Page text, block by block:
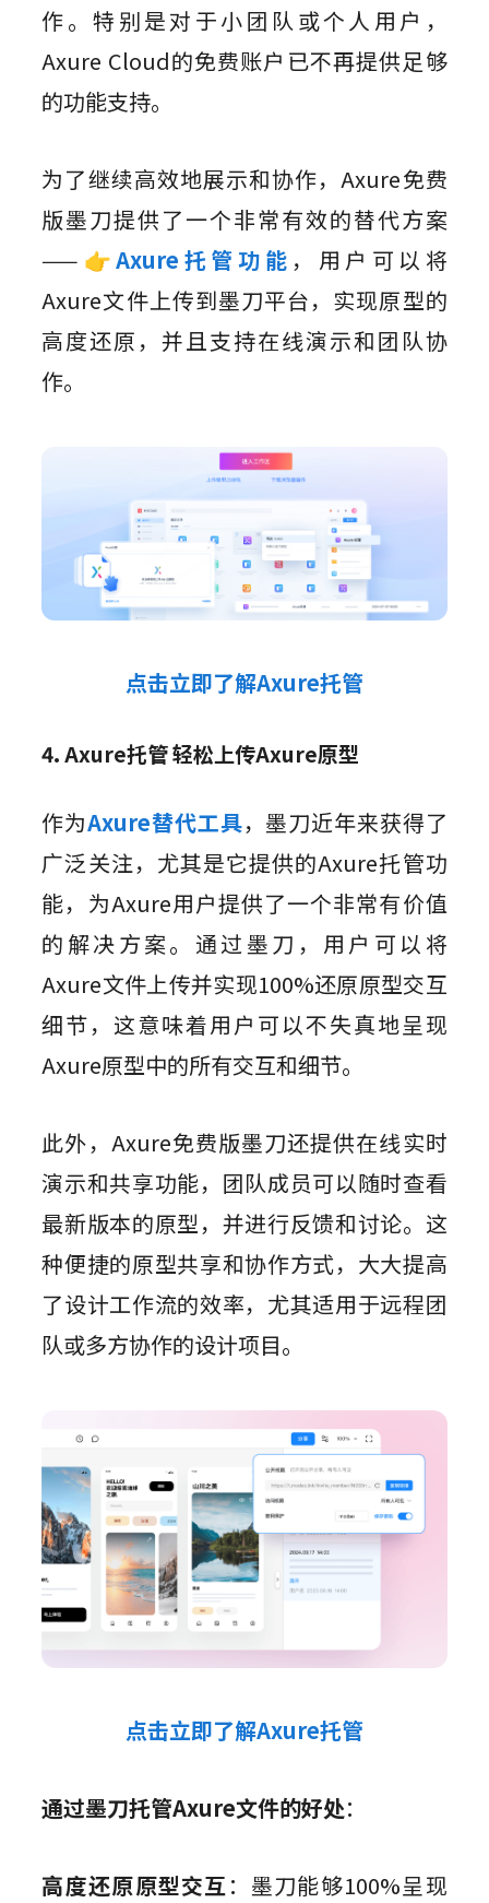
作。特别是对于小团队或个人用户，
Axure Cloud的免费账户已不再提供足够
的功能支持。
为了继续高效地展示和协作，Axure免费
版墨刀提供了一个非常有效的替代方案
——👉Axure托管功能 ，用户可以将
Axure文件上传到墨刀平台，实现原型的
高度还原，并且支持在线演示和团队协
作。
点击立即了解Axure托管
4. Axure托管 轻松上传Axure原型
作为Axure替代工具，墨刀近年来获得了
广泛关注，尤其是它提供的Axure托管功
能，为Axure用户提供了一个非常有价值
的解决方案。通过墨刀，用户可以将
Axure文件上传并实现100%还原原型交互
细节，这意味着用户可以不失真地呈现
Axure原型中的所有交互和细节。
此外，Axure免费版墨刀还提供在线实时
演示和共享功能，团队成员可以随时查看
最新版本的原型，并进行反馈和讨论。这
种便捷的原型共享和协作方式，大大提高
了设计工作流的效率，尤其适用于远程团
队或多方协作的设计项目。
点击立即了解Axure托管
通过墨刀托管Axure文件的好处：
高度还原原型交互：墨刀能够100%呈现